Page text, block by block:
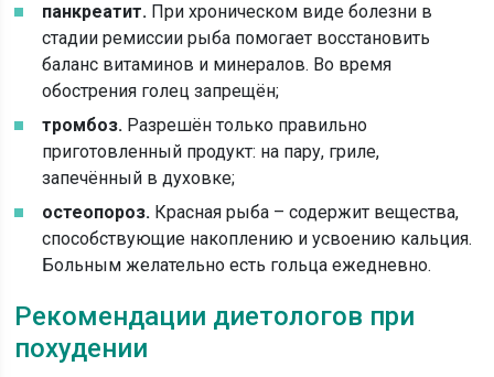
панкреатит. При хроническом виде болезни в
стадии ремиссии рыба помогает восстановить
баланс витаминов и минералов. Во время
обострения голец запрещён;
тромбоз. Разрешён только правильно
приготовленный продукт: на пару, гриле,
запечённый в духовке;
остеопороз. Красная рыба – содержит вещества,
способствующие накоплению и усвоению кальция.
Больным желательно есть гольца ежедневно.
Рекомендации диетологов при
похудении